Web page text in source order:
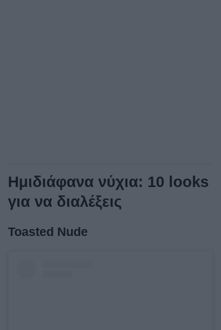
Ημιδιάφανα νύχια: 10 looks
για να διαλέξεις
Toasted Nude